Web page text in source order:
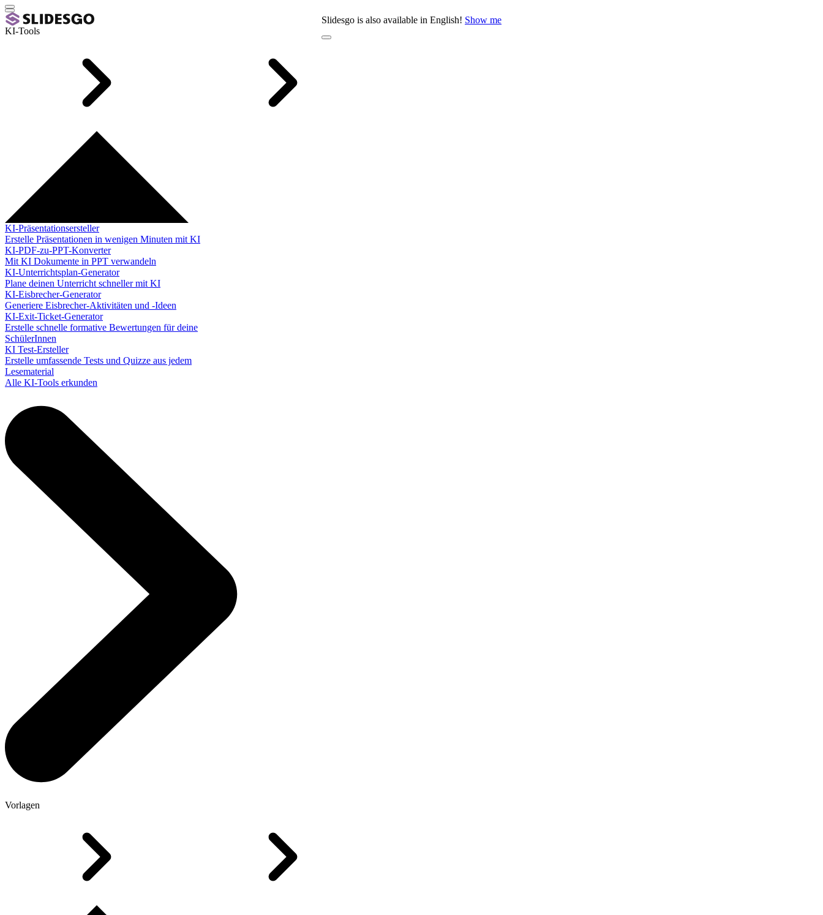
Slidesgo is also available in English! Show me
KI-Tools
KI-Präsentationsersteller
Erstelle Präsentationen in wenigen Minuten mit KI
KI-PDF-zu-PPT-Konverter
Mit KI Dokumente in PPT verwandeln
KI-Unterrichtsplan-Generator
Plane deinen Unterricht schneller mit KI
KI-Eisbrecher-Generator
Generiere Eisbrecher-Aktivitäten und -Ideen
KI-Exit-Ticket-Generator
Erstelle schnelle formative Bewertungen für deine
SchülerInnen
KI Test-Ersteller
Erstelle umfassende Tests und Quizze aus jedem
Lesematerial
Alle KI-Tools erkunden
Vorlagen